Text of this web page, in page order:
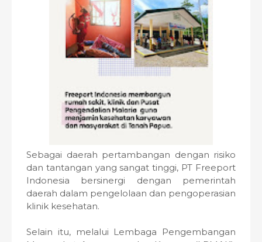
Sebagai daerah pertambangan dengan risiko
dan tantangan yang sangat tinggi, PT Freeport
Indonesia bersinergi dengan pemerintah
daerah dalam pengelolaan dan pengoperasian
klinik kesehatan.
Selain itu, melalui Lembaga Pengembangan